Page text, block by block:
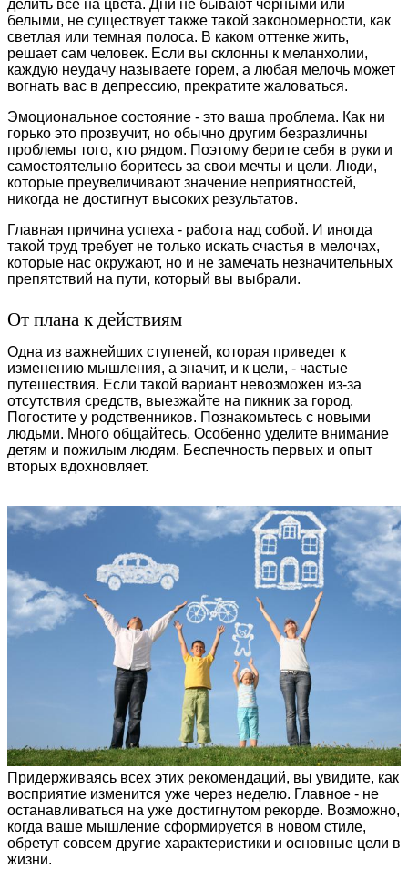
делить все на цвета. Дни не бывают черными или
белыми, не существует также такой закономерности, как
светлая или темная полоса. В каком оттенке жить,
решает сам человек. Если вы склонны к меланхолии,
каждую неудачу называете горем, а любая мелочь может
вогнать вас в депрессию, прекратите жаловаться.
Эмоциональное состояние - это ваша проблема. Как ни
горько это прозвучит, но обычно другим безразличны
проблемы того, кто рядом. Поэтому берите себя в руки и
самостоятельно боритесь за свои мечты и цели. Люди,
которые преувеличивают значение неприятностей,
никогда не достигнут высоких результатов.
Главная причина успеха - работа над собой. И иногда
такой труд требует не только искать счастья в мелочах,
которые нас окружают, но и не замечать незначительных
препятствий на пути, который вы выбрали.
От плана к действиям
Одна из важнейших ступеней, которая приведет к
изменению мышления, а значит, и к цели, - частые
путешествия. Если такой вариант невозможен из-за
отсутствия средств, выезжайте на пикник за город.
Погостите у родственников. Познакомьтесь с новыми
людьми. Много общайтесь. Особенно уделите внимание
детям и пожилым людям. Беспечность первых и опыт
вторых вдохновляет.
Придерживаясь всех этих рекомендаций, вы увидите, как
восприятие изменится уже через неделю. Главное - не
останавливаться на уже достигнутом рекорде. Возможно,
когда ваше мышление сформируется в новом стиле,
обретут совсем другие характеристики и основные цели в
жизни.